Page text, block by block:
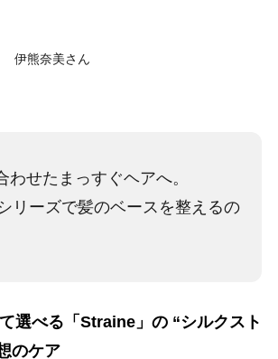
伊熊奈美さん
わせたまっすぐヘアへ。
リーズで髪のベースを整えるの
選べる「Straine」の “シルクスト
のケア